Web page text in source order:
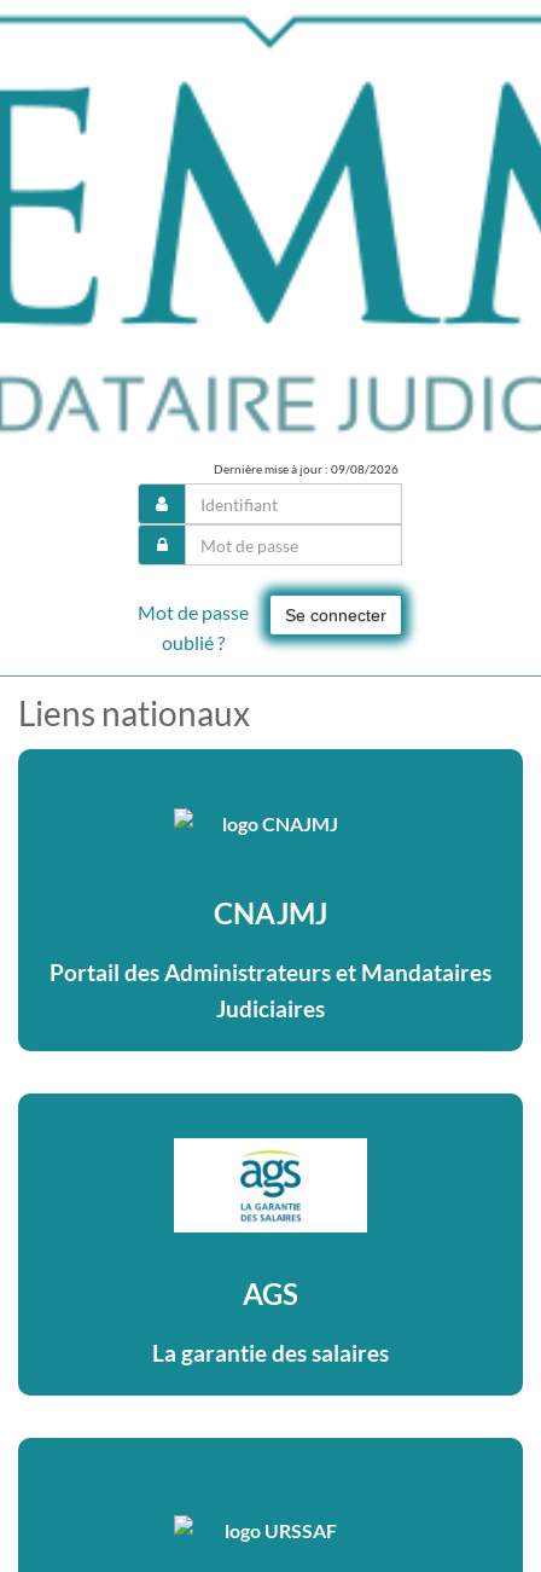
Dernière mise à jour : 09/08/2026
Se connecter
Mot de passe
oublié ?
Liens nationaux
CNAJMJ
Portail des Administrateurs et Mandataires
Judiciaires
AGS
La garantie des salaires